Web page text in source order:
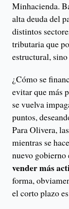
Minhacienda.
alta deuda del
distintos
tributaria que
estructural,
¿Cómo se
evitar que más
se vuelva
puntos,
Para Olivera,
mientras se
nuevo gobierno
vender más
forma,
el corto plazo